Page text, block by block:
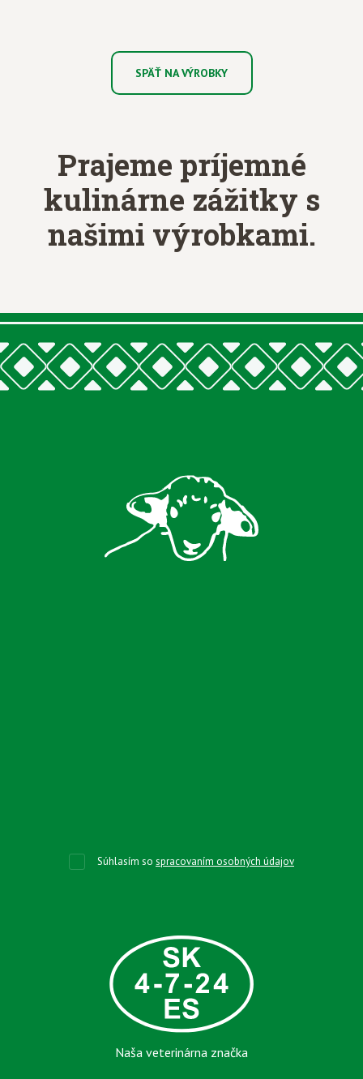
SPÄŤ NA VÝROBKY
Prajeme príjemné
kulinárne zážitky s
našimi výrobkami.
Súhlasím sospracovaním osobných údajov
Naša veterinárna značka